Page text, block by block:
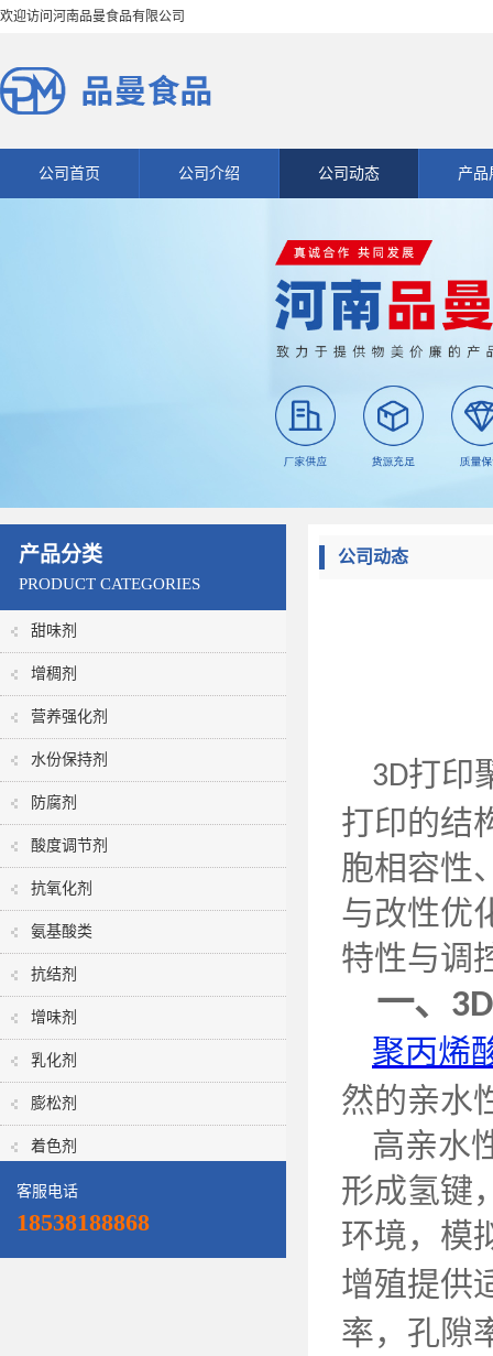
欢迎访问河南品曼食品有限公司
公司首页 公司介绍 公司动态 产品
产品分类
PRODUCT CATEGORIES
甜味剂
增稠剂
营养强化剂
水份保持剂
防腐剂
酸度调节剂
抗氧化剂
氨基酸类
抗结剂
增味剂
乳化剂
膨松剂
着色剂
客服电话
18538188868
公司动态
3D打印
打印的结
胞相容性
与改性优
特性与调
一、 3D
聚丙烯
然的亲水
高亲水
形成氢键
环境，模
增殖提供
率，孔隙